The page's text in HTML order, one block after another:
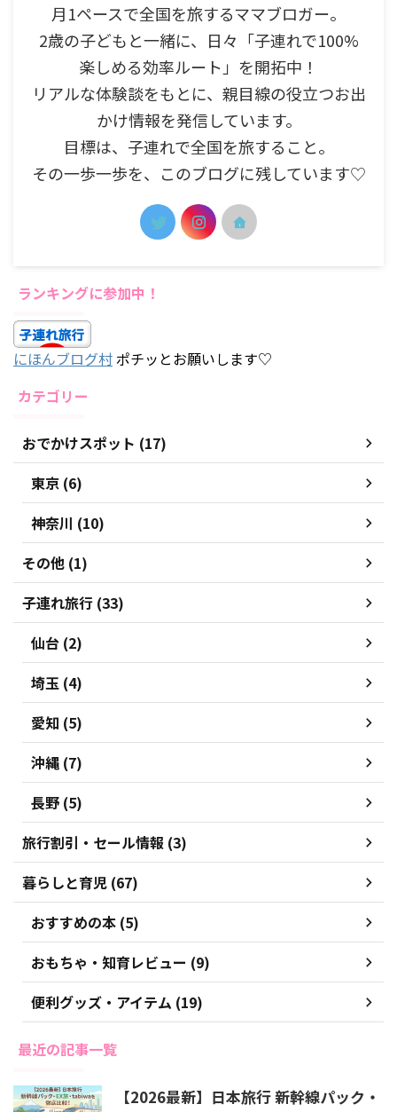
月1ペースで全国を旅するママブロガー。
2歳の子どもと一緒に、日々「子連れで100%
楽しめる効率ルート」を開拓中！
リアルな体験談をもとに、親目線の役立つお出
かけ情報を発信しています。
目標は、子連れで全国を旅すること。
その一歩一歩を、このブログに残しています♡
ランキングに参加中！
にほんブログ村 ポチッとお願いします♡
カテゴリー
おでかけスポット (17)
東京 (6)
神奈川 (10)
その他 (1)
子連れ旅行 (33)
仙台 (2)
埼玉 (4)
愛知 (5)
沖縄 (7)
長野 (5)
旅行割引・セール情報 (3)
暮らしと育児 (67)
おすすめの本 (5)
おもちゃ・知育レビュー (9)
便利グッズ・アイテム (19)
最近の記事一覧
【2026最新】日本旅行 新幹線パック・